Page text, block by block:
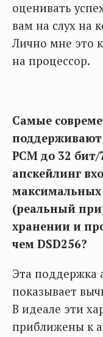
оценивать
вам на слух на
Лично мне это
на процессор.
Самые
поддерживают
PCM до 32
апскейлинг
максимальных
(реальный
хранении и
чем DSD256?
Эта поддержка
показывает
В идеале эти
приближены к